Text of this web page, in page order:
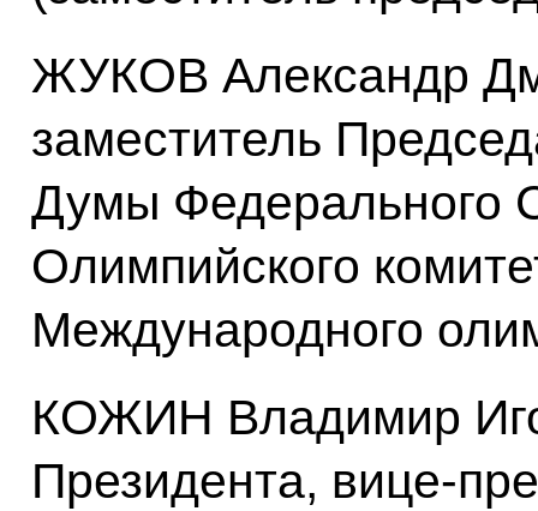
ЖУКОВ Александр
заместитель
Думы Федерального
Олимпийского
Международного
КОЖИН Владимир
Президента, вице-